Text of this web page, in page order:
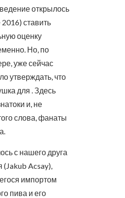
открылось
ставить
оценку
Но, по
уже сейчас
утверждать, что
для . Здесь
и, не
слова, фанаты
с нашего друга
Acsay),
импортом
пива и его